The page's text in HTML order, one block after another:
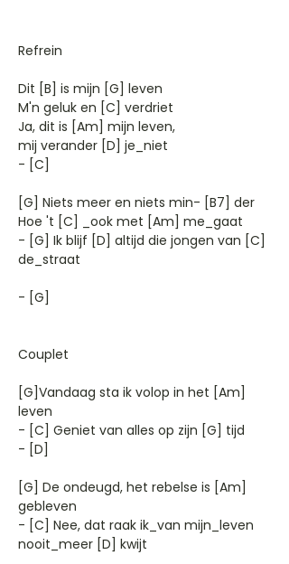
Refrein
Dit [B] is mijn [G] leven
M'n geluk en [C] verdriet
Ja, dit is [Am] mijn leven,
mij verander [D] je_niet
- [C]
[G] Niets meer en niets min- [B7] der
Hoe 't [C] _ook met [Am] me_gaat
- [G] Ik blijf [D] altijd die jongen van [C]
de_straat
- [G]
Couplet
[G]Vandaag sta ik volop in het [Am]
leven
- [C] Geniet van alles op zijn [G] tijd
- [D]
[G] De ondeugd, het rebelse is [Am]
gebleven
- [C] Nee, dat raak ik_van mijn_leven
nooit_meer [D] kwijt